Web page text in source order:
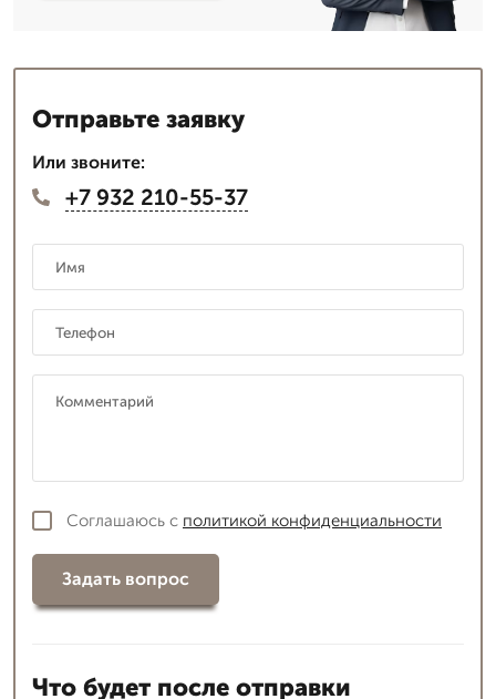
Отправьте заявку
Или звоните:
+7 932 210-55-37
Соглашаюсь с политикой конфиденциальности
Задать вопрос
Что будет после отправки